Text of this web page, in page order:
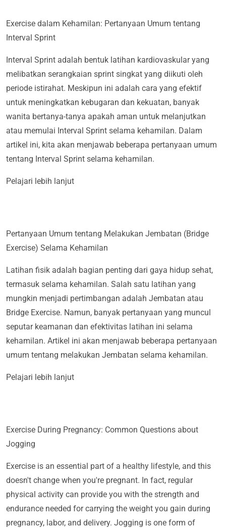
Exercise dalam Kehamilan: Pertanyaan Umum tentang
Interval Sprint
Interval Sprint adalah bentuk latihan kardiovaskular yang
melibatkan serangkaian sprint singkat yang diikuti oleh
periode istirahat. Meskipun ini adalah cara yang efektif
untuk meningkatkan kebugaran dan kekuatan, banyak
wanita bertanya-tanya apakah aman untuk melanjutkan
atau memulai Interval Sprint selama kehamilan. Dalam
artikel ini, kita akan menjawab beberapa pertanyaan umum
tentang Interval Sprint selama kehamilan.
Pelajari lebih lanjut
Pertanyaan Umum tentang Melakukan Jembatan (Bridge
Exercise) Selama Kehamilan
Latihan fisik adalah bagian penting dari gaya hidup sehat,
termasuk selama kehamilan. Salah satu latihan yang
mungkin menjadi pertimbangan adalah Jembatan atau
Bridge Exercise. Namun, banyak pertanyaan yang muncul
seputar keamanan dan efektivitas latihan ini selama
kehamilan. Artikel ini akan menjawab beberapa pertanyaan
umum tentang melakukan Jembatan selama kehamilan.
Pelajari lebih lanjut
Exercise During Pregnancy: Common Questions about
Jogging
Exercise is an essential part of a healthy lifestyle, and this
doesn't change when you're pregnant. In fact, regular
physical activity can provide you with the strength and
endurance needed for carrying the weight you gain during
pregnancy, labor, and delivery. Jogging is one form of